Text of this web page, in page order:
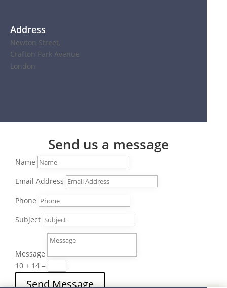
Address
Newton Street,
Crafton Park Avenue
London
Send us a message
Name
Email Address
Phone
Subject
Message
10 + 14 =
Send Message